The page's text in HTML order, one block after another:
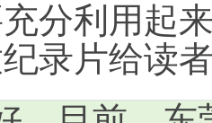
分利用起
录片给读